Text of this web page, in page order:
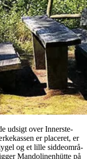
udsigt over Inner­ste-
er pla­ce­ret, er
og et lil­le sid­de­om­rå­
Man­do­li­nen­hüt­te på